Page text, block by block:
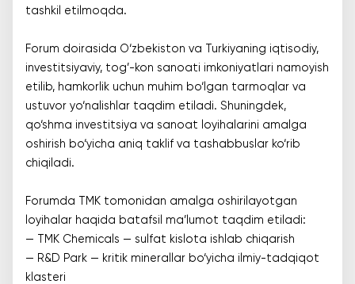
tashkil etilmoqda.
Forum doirasida O‘zbekiston va Turkiyaning iqtisodiy,
investitsiyaviy, tog’-kon sanoati imkoniyatlari namoyish
etilib, hamkorlik uchun muhim bo‘lgan tarmoqlar va
ustuvor yo‘nalishlar taqdim etiladi. Shuningdek,
qo‘shma investitsiya va sanoat loyihalarini amalga
oshirish bo‘yicha aniq taklif va tashabbuslar ko‘rib
chiqiladi.
Forumda TMK tomonidan amalga oshirilayotgan
loyihalar haqida batafsil ma’lumot taqdim etiladi:
— TMK Chemicals — sulfat kislota ishlab chiqarish
— R&D Park — kritik minerallar bo‘yicha ilmiy-tadqiqot
klasteri